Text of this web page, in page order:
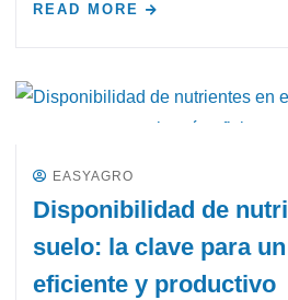
READ MORE
EASYAGRO
Disponibilidad de
suelo: la clave para
eficiente y productivo